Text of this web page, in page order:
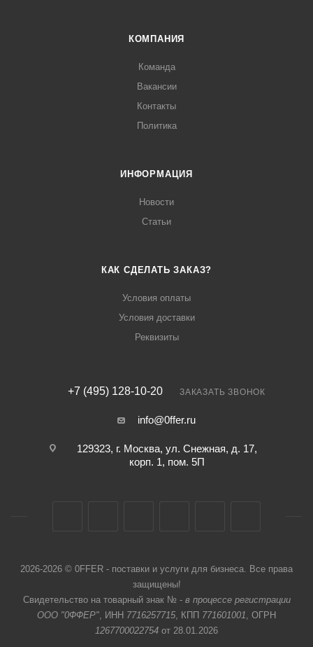
КОМПАНИЯ
Команда
Вакансии
Контакты
Политика
ИНФОРМАЦИЯ
Новости
Статьи
КАК СДЕЛАТЬ ЗАКАЗ?
Условия оплаты
Условия доставки
Реквизиты
+7 (495) 128-10-20 ЗАКАЗАТЬ ЗВОНОК
info@0ffer.ru
129323, г. Москва, ул. Снежная, д. 17,
корп. 1, пом. 5П
2026-2026 © 0FFER - поставки и услуги для бизнеса. Все права
защищены!
Свидетельство на товарный знак № - в процессе регистрации
ООО "0ФФЕР", ИНН 7716257715, КПП 771601001, ОГРН
1267700022754 от 28.01.2026